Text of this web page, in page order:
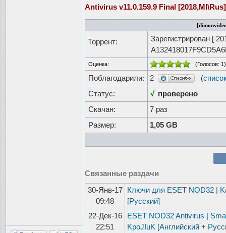
Antivirus v11.0.159.9 Final [2018,Ml\Rus]
Торрент: Зарегистрирован [
Оценка: (Голосов: 1)
Поблагодарили: 2 (
Статус:
√ проверено
Скачан:
7 раз
Размер:
1,05 GB
Связанные раздачи
30-Янв-17
09:48
Ключи для ESET NOD32 |
[Русский]
22-Дек-16
22:51
ESET NOD32 Antivirus |
KpoJIuK [Английский +